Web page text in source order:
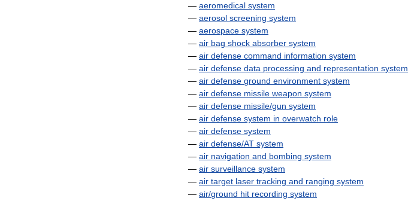
— aeromedical system
— aerosol screening system
— aerospace system
— air bag shock absorber system
— air defense command information system
— air defense data processing and representation system
— air defense ground environment system
— air defense missile weapon system
— air defense missile/gun system
— air defense system in overwatch role
— air defense system
— air defense/AT system
— air navigation and bombing system
— air surveillance system
— air target laser tracking and ranging system
— air/ground hit recording system